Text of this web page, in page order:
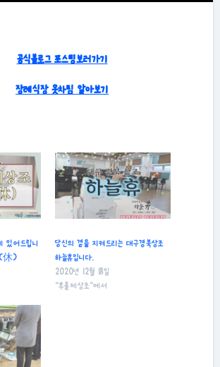
공식블로그 포스팅보러가기
장례식장 옷차림 알아보기
있어드립니
(休)
당신의 곁을 지켜드리는 대구경북상조
하늘휴입니다.
2020년 12월 18일
"후불제상조"에서